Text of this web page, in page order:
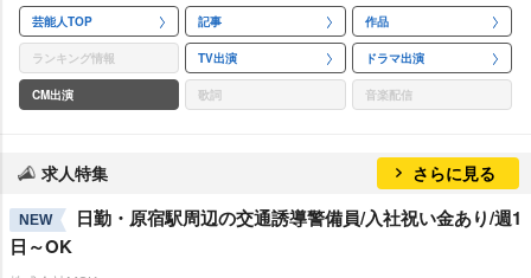
芸能人TOP 記事 作品
ランキング情報 TV出演 ドラマ出演
CM出演 歌詞 音楽配信
求人特集 さらに見る
NEW
日勤・原宿駅周辺の交通誘導警備員/入社祝い金あり/週1
日～OK